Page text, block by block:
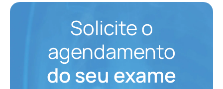
Solicite o
agendamento
do seu exame